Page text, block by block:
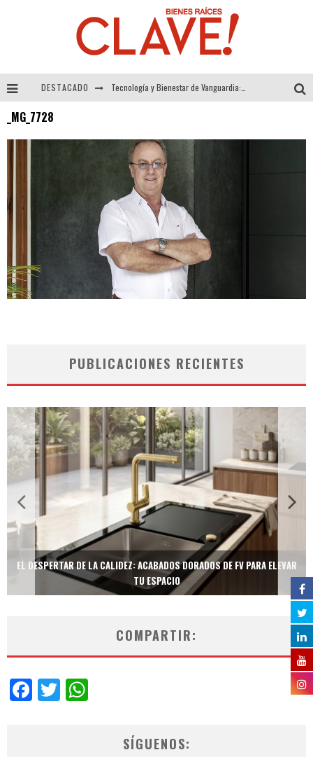
DESTACADO
Alexandra Bedoya – La Constancia detrás de La Paletería
_MG_7728
PUBLICACIONES RECIENTES
EL DESPERTAR DE LA CALIDEZ: ACABADOS DORADOS DE FV PARA ELEVAR
TU ESPACIO
COMPARTIR:
Facebook
Twitter
SÍGUENOS: